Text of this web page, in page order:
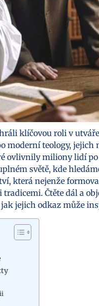
klíčovou roli v
moderní teology, jejich
ovlivnily miliony lidí po
světě, kde
která nejenže
Čtěte dál a
jejich odkaz může